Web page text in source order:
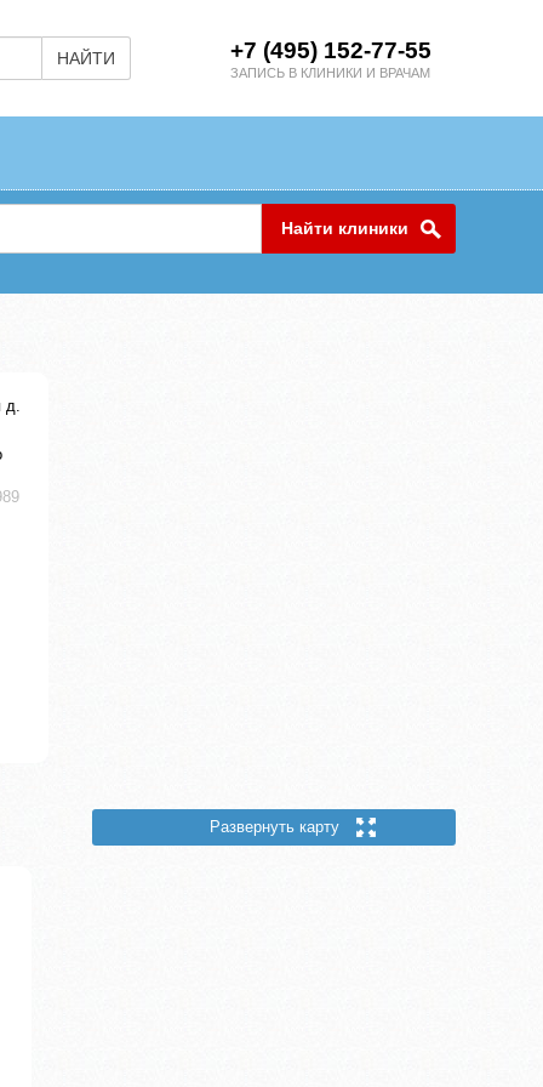
НАЙТИ +7 (495) 152-77-55
ЗАПИСЬ В КЛИНИКИ И ВРАЧАМ
Найти клиники
д.
Развернуть карту